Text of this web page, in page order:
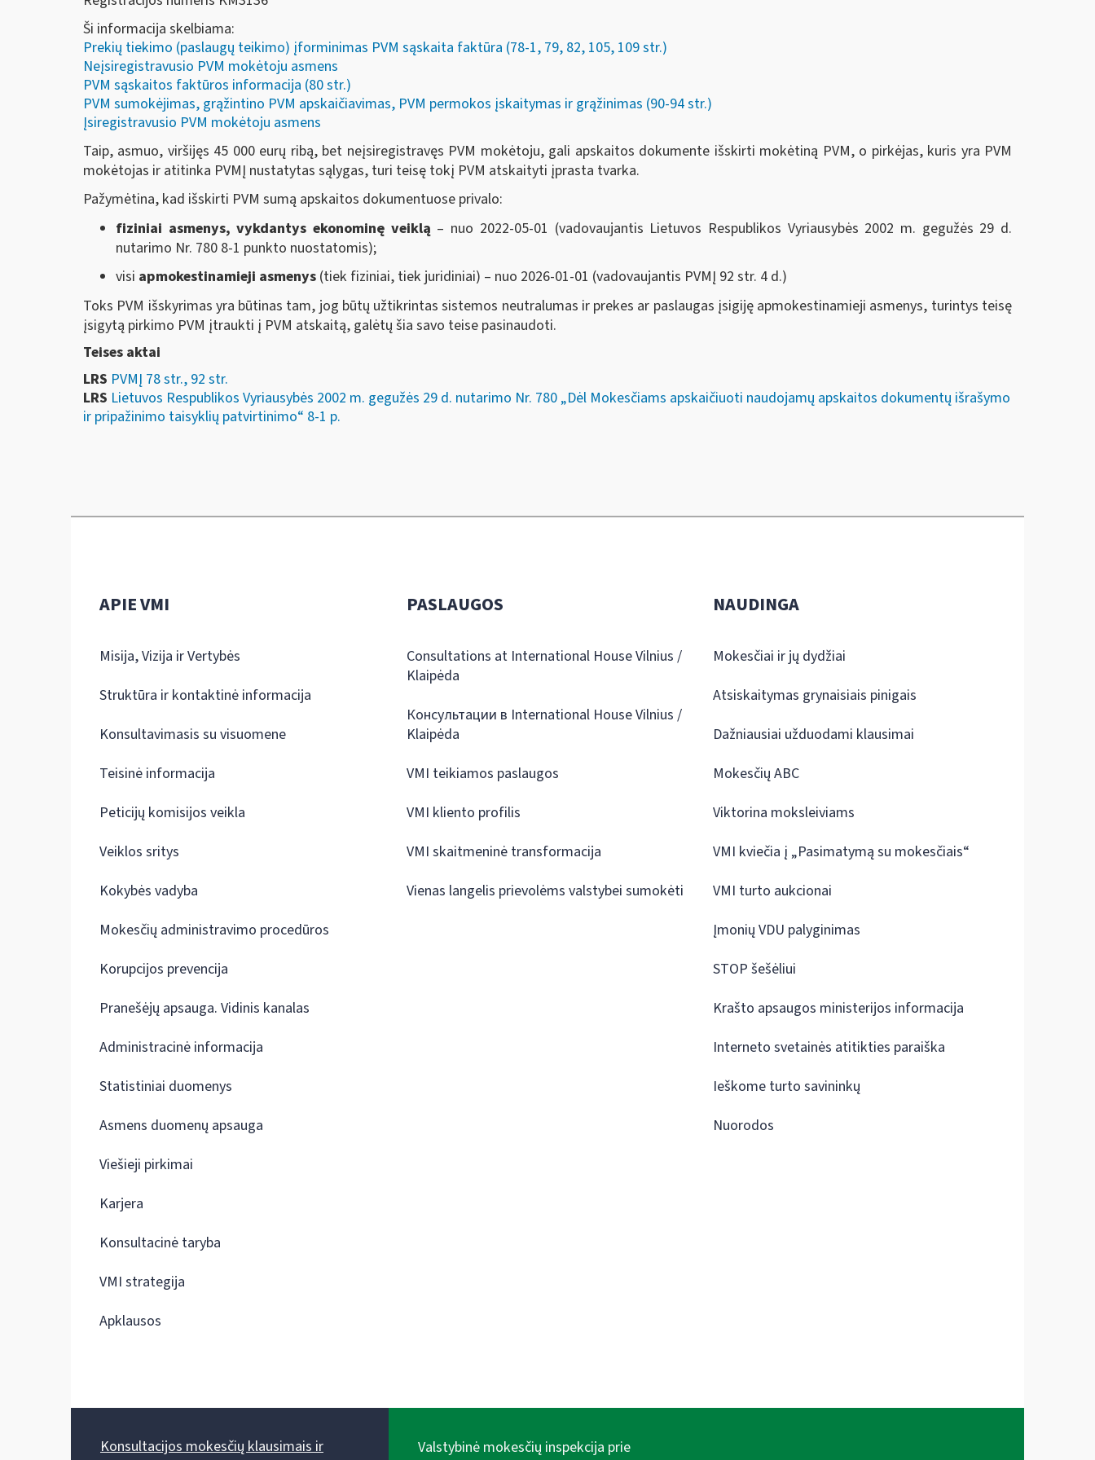
Ši informacija skelbiama:
Prekių tiekimo (paslaugų teikimo) įforminimas PVM sąskaita faktūra (78-1, 79, 82, 105, 109 str.)
Neįsiregistravusio PVM mokėtoju asmens
PVM sąskaitos faktūros informacija (80 str.)
PVM sumokėjimas, grąžintino PVM apskaičiavimas, PVM permokos įskaitymas ir grąžinimas (90-94 str.)
Įsiregistravusio PVM mokėtoju asmens
Taip, asmuo, viršijęs 45 000 eurų ribą, bet neįsiregistravęs PVM mokėtoju, gali apskaitos dokumente išskirti mokėtiną PVM, o pirkėjas, kuris yra PVM
mokėtojas ir atitinka PVMĮ nustatytas sąlygas, turi teisę tokį PVM atskaityti įprasta tvarka.
Pažymėtina, kad išskirti PVM sumą apskaitos dokumentuose privalo:
fiziniai asmenys, vykdantys ekonominę veiklą – nuo 2022-05-01 (vadovaujantis Lietuvos Respublikos Vyriausybės 2002 m. gegužės 29 d.
nutarimo Nr. 780 8-1 punkto nuostatomis);
visi apmokestinamieji asmenys (tiek fiziniai, tiek juridiniai) – nuo 2026-01-01 (vadovaujantis PVMĮ 92 str. 4 d.)
Toks PVM išskyrimas yra būtinas tam, jog būtų užtikrintas sistemos neutralumas ir prekes ar paslaugas įsigiję apmokestinamieji asmenys, turintys teisę
įsigytą pirkimo PVM įtraukti į PVM atskaitą, galėtų šia savo teise pasinaudoti.
Teises aktai
LRS PVMĮ 78 str., 92 str.
LRS Lietuvos Respublikos Vyriausybės 2002 m. gegužės 29 d. nutarimo Nr. 780 „Dėl Mokesčiams apskaičiuoti naudojamų apskaitos dokumentų išrašymo
ir pripažinimo taisyklių patvirtinimo“ 8-1 p.
APIE VMI
Misija, Vizija ir Vertybės
Struktūra ir kontaktinė informacija
Konsultavimasis su visuomene
Teisinė informacija
Peticijų komisijos veikla
Veiklos sritys
Kokybės vadyba
Mokesčių administravimo procedūros
Korupcijos prevencija
Pranešėjų apsauga. Vidinis kanalas
Administracinė informacija
Statistiniai duomenys
Asmens duomenų apsauga
Viešieji pirkimai
Karjera
Konsultacinė taryba
VMI strategija
Apklausos
PASLAUGOS
Consultations at International House Vilnius /
Klaipėda
Консультации в International House Vilnius /
Klaipėda
VMI teikiamos paslaugos
VMI kliento profilis
VMI skaitmeninė transformacija
Vienas langelis prievolėms valstybei sumokėti
NAUDINGA
Mokesčiai ir jų dydžiai
Atsiskaitymas grynaisiais pinigais
Dažniausiai užduodami klausimai
Mokesčių ABC
Viktorina moksleiviams
VMI kviečia į „Pasimatymą su mokesčiais“
VMI turto aukcionai
Įmonių VDU palyginimas
STOP šešėliui
Krašto apsaugos ministerijos informacija
Interneto svetainės atitikties paraiška
Ieškome turto savininkų
Nuorodos
Konsultacijos mokesčių klausimais ir
Valstybinė mokesčių inspekcija prie